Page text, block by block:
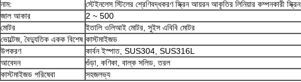
নাম:
স্টেইনলেস স্টিলের শ্রেণিবদ্ধকরণ স্ক্রিন আয়রন আকৃতির লিনিয়ার কম্পনকারী স্ক্রিন
জাল আকার
2 ~ 500
মোটর
ইতালি ওলিআই মোটর, সুইস এবিবি মোটর
ভোল্টেজ, বৈদ্যুতিক একক বিশেষ কাস্টমাইজড
উপকরণ
কার্বন ইস্পাত, SUS304, SUS316L
আবেদন
গুঁড়া, কণিকা, বাল্ক সলিড, তরল
কাস্টমাইজড পরিষেবা
সহজলভ্য